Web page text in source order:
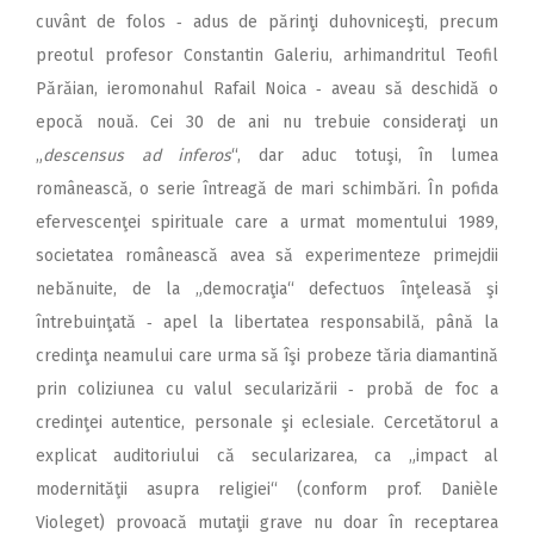
cuvânt de folos ‑ adus de părinţi duhovniceşti, precum
preotul profesor Constantin Galeriu, arhimandritul Teofil
Părăian, ieromonahul Rafail Noica ‑ aveau să deschidă o
epocă nouă. Cei 30 de ani nu trebuie consideraţi un
„descensus ad inferos“, dar aduc totuşi, în lumea
românească, o serie întreagă de mari schimbări. În pofida
efervescenţei spirituale care a urmat momentului 1989,
societatea românească avea să experimenteze primejdii
nebănuite, de la „democraţia“ defectuos înţeleasă şi
întrebuinţată ‑ apel la libertatea responsabilă, până la
credinţa neamului care urma să îşi probeze tăria diamantină
prin coliziunea cu valul secularizării ‑ probă de foc a
credinţei autentice, personale şi eclesiale. Cercetătorul a
explicat auditoriului că secularizarea, ca „impact al
modernităţii asupra religiei“ (conform prof. Danièle
Violeget) provoacă mutaţii grave nu doar în receptarea